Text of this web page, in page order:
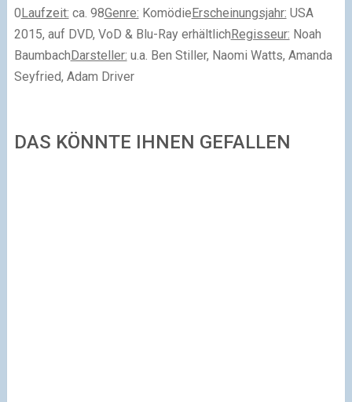
0Laufzeit: ca. 98Genre: KomödieErscheinungsjahr: USA
2015, auf DVD, VoD & Blu-Ray erhältlichRegisseur: Noah
BaumbachDarsteller: u.a. Ben Stiller, Naomi Watts, Amanda
Seyfried, Adam Driver
DAS KÖNNTE IHNEN GEFALLEN